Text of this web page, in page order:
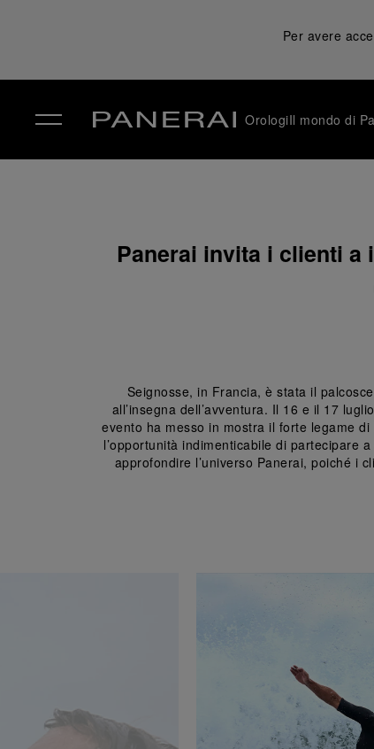
Per avere
OrologiIl mondo di
Panerai invita i clienti a
Seignosse, in Francia, è stata il
all’insegna dell’avventura. Il 16 e il 17
evento ha messo in mostra il forte legame
l’opportunità indimenticabile di partecipare
approfondire l’universo Panerai, poiché i